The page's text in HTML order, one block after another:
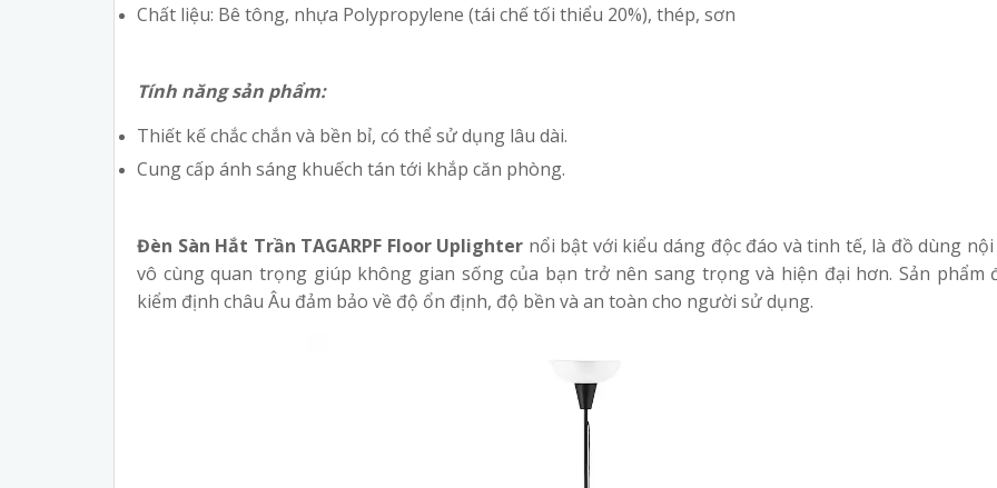
Chất liệu: Bê tông, nhựa Polypropylene (tái chế tối thiểu 20%), thép, sơn
Tính năng sản phẩm:
Thiết kế chắc chắn và bền bỉ, có thể sử dụng lâu dài.
Cung cấp ánh sáng khuếch tán tới khắp căn phòng.
Đèn Sàn Hắt Trần TAGARPF Floor Uplighter nổi bật với kiểu dáng độc đáo và tinh tế, là đồ dùng
vô cùng quan trọng giúp không gian sống của bạn trở nên sang trọng và hiện đại hơn. Sản phẩm
kiểm định châu Âu đảm bảo về độ ổn định, độ bền và an toàn cho người sử dụng.